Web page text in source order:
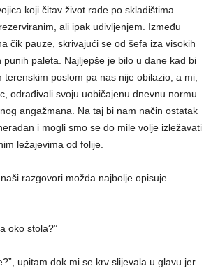
koji čitav život rade po skladištima
ali ipak udivljenjem. Između
čik pauze, skrivajući se od šefa iza visokih
punih paleta. Najljepše je bilo u dane kad bi
terenskim poslom pa nas nije obilazio, a mi,
odrađivali svoju uobičajenu dnevnu normu
angažmana. Na taj bi nam način ostatak
i mogli smo se do mile volje izležavati
ležajevima od folije.
razgovori možda najbolje opisuje
oko stola?”
upitam dok mi se krv slijevala u glavu jer